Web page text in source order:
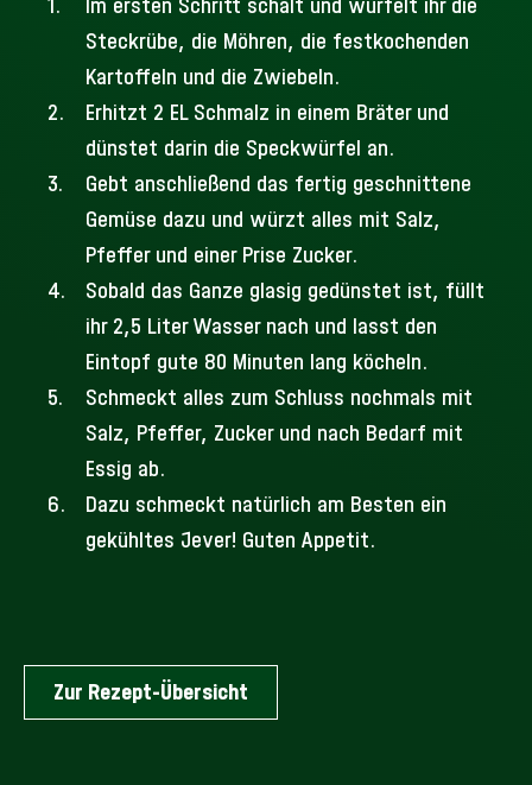
Steckrübe, die Möhren, die festkochenden
Kartoffeln und die Zwiebeln.
Erhitzt 2 EL Schmalz in einem Bräter und
dünstet darin die Speckwürfel an.
Gebt anschließend das fertig geschnittene
Gemüse dazu und würzt alles mit Salz,
Pfeffer und einer Prise Zucker.
Sobald das Ganze glasig gedünstet ist, füllt
ihr 2,5 Liter Wasser nach und lasst den
Eintopf gute 80 Minuten lang köcheln.
Schmeckt alles zum Schluss nochmals mit
Salz, Pfeffer, Zucker und nach Bedarf mit
Essig ab.
Dazu schmeckt natürlich am Besten ein
gekühltes Jever! Guten Appetit.
Zur Rezept-Übersicht